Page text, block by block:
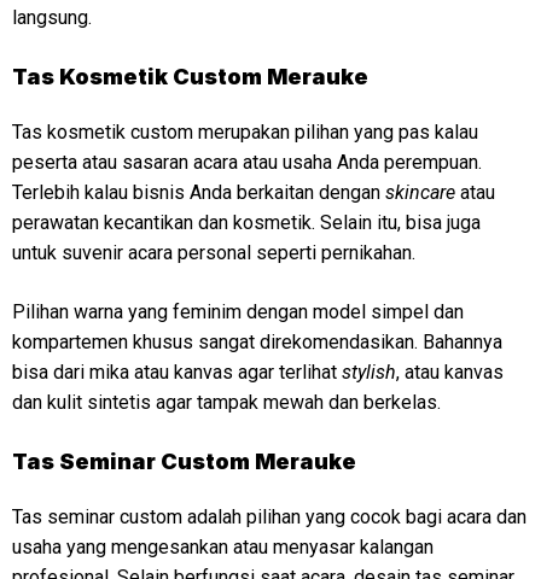
langsung.
Tas Kosmetik Custom Merauke
Tas kosmetik custom merupakan pilihan yang pas kalau
peserta atau sasaran acara atau usaha Anda perempuan.
Terlebih kalau bisnis Anda berkaitan dengan skincare atau
perawatan kecantikan dan kosmetik. Selain itu, bisa juga
untuk suvenir acara personal seperti pernikahan.
Pilihan warna yang feminim dengan model simpel dan
kompartemen khusus sangat direkomendasikan. Bahannya
bisa dari mika atau kanvas agar terlihat stylish, atau kanvas
dan kulit sintetis agar tampak mewah dan berkelas.
Tas Seminar Custom Merauke
Tas seminar custom adalah pilihan yang cocok bagi acara dan
usaha yang mengesankan atau menyasar kalangan